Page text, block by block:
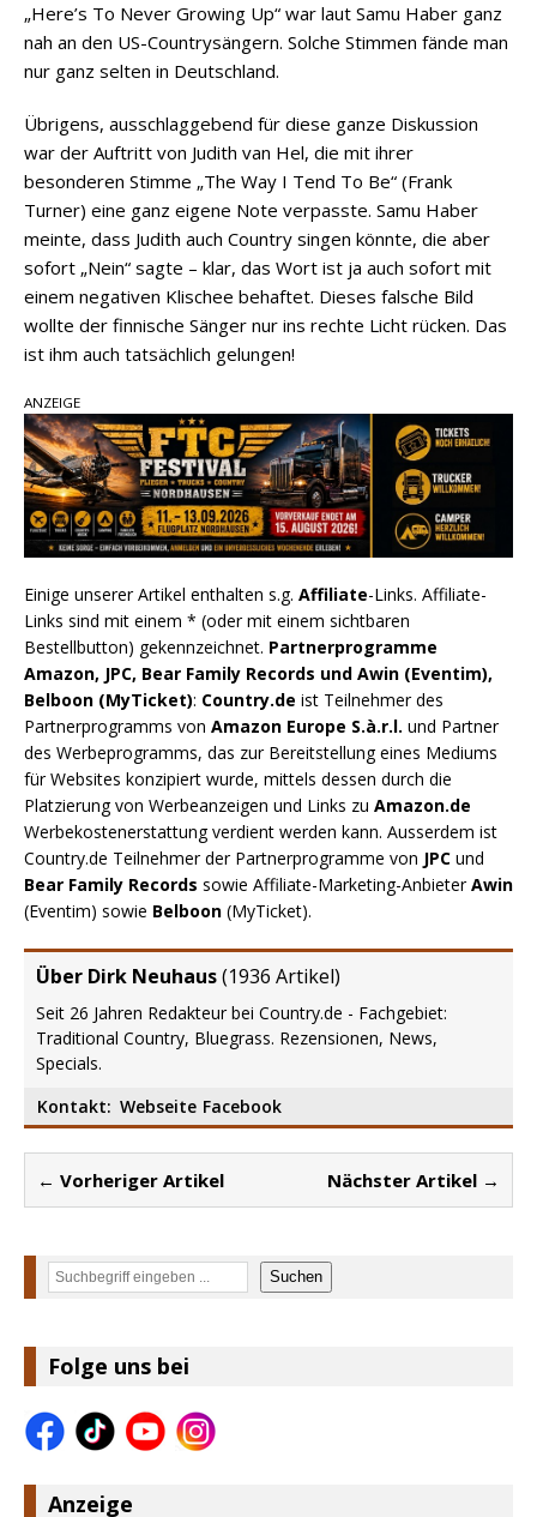
„Here’s To Never Growing Up“ war laut Samu Haber ganz
nah an den US-Countrysängern. Solche Stimmen fände man
nur ganz selten in Deutschland.
Übrigens, ausschlaggebend für diese ganze Diskussion
war der Auftritt von Judith van Hel, die mit ihrer
besonderen Stimme „The Way I Tend To Be“ (Frank
Turner) eine ganz eigene Note verpasste. Samu Haber
meinte, dass Judith auch Country singen könnte, die aber
sofort „Nein“ sagte – klar, das Wort ist ja auch sofort mit
einem negativen Klischee behaftet. Dieses falsche Bild
wollte der finnische Sänger nur ins rechte Licht rücken. Das
ist ihm auch tatsächlich gelungen!
ANZEIGE
Einige unserer Artikel enthalten s.g. Affiliate-Links. Affiliate-
Links sind mit einem * (oder mit einem sichtbaren
Bestellbutton) gekennzeichnet. Partnerprogramme
Amazon, JPC, Bear Family Records und Awin (Eventim),
Belboon (MyTicket): Country.de ist Teilnehmer des
Partnerprogramms von Amazon Europe S.à.r.l. und Partner
des Werbeprogramms, das zur Bereitstellung eines Mediums
für Websites konzipiert wurde, mittels dessen durch die
Platzierung von Werbeanzeigen und Links zu Amazon.de
Werbekostenerstattung verdient werden kann. Ausserdem ist
Country.de Teilnehmer der Partnerprogramme von JPC und
Bear Family Records sowie Affiliate-Marketing-AnbieterAwin
(Eventim) sowie Belboon (MyTicket).
Über Dirk Neuhaus(1936 Artikel)
Seit 26 Jahren Redakteur bei Country.de - Fachgebiet:
Traditional Country, Bluegrass. Rezensionen, News,
Specials.
Kontakt: Webseite Facebook
← Vorheriger Artikel Nächster Artikel →
Suchen Suchen
Folge uns bei
Anzeige